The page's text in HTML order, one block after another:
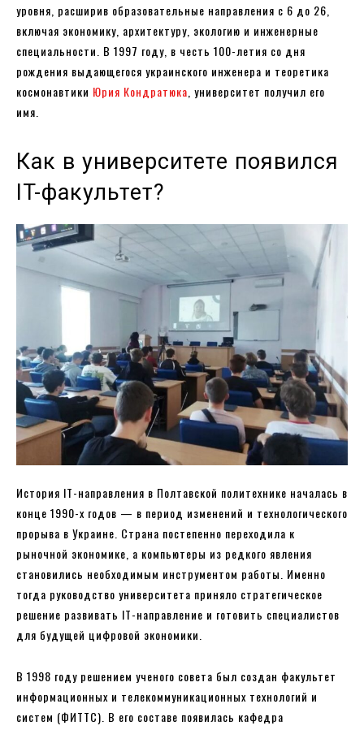
уровня, расширив образовательные направления с 6 до 26,
включая экономику, архитектуру, экологию и инженерные
специальности. В 1997 году, в честь 100-летия со дня
рождения выдающегося украинского инженера и теоретика
космонавтики Юрия Кондратюка , университет получил его
имя.
Как в университете появился
IT-факультет?
История IT-направления в Полтавской политехнике началась в
конце 1990-х годов — в период изменений и технологического
прорыва в Украине. Страна постепенно переходила к
рыночной экономике, а компьютеры из редкого явления
становились необходимым инструментом работы. Именно
тогда руководство университета приняло стратегическое
решение развивать IT-направление и готовить специалистов
для будущей цифровой экономики.
В 1998 году решением ученого совета был создан факультет
информационных и телекоммуникационных технологий и
систем (ФИТТС). В его составе появилась кафедра